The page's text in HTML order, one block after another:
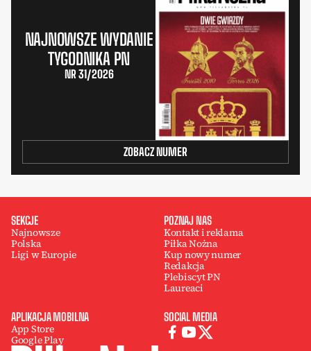
NAJNOWSZE WYDANIE
TYGODNIKA PN
NR 31/2026
ZOBACZ NUMER
SEKCJE
Najnowsze
Polska
Ligi w Europie
POZNAJ NAS
Kontakt i reklama
Piłka Nożna
Kup nowy numer
Redakcja
Plebiscyt PN
Laureaci
APLIKACJA MOBILNA
App Store
Google Play
SOCIAL MEDIA